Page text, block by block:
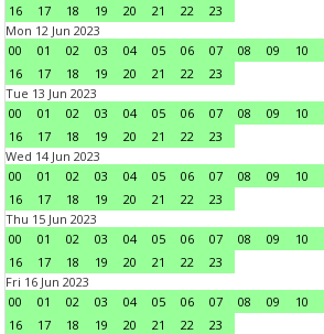
16
17 18 19 20 21 22
23
Mon 12 Jun 2023
00
01 02 03 04 05 06 07 08 09 10
16
17 18 19 20 21 22
23
Tue 13 Jun 2023
00
01 02 03 04 05 06 07 08 09 10
16
17 18 19 20 21 22
23
Wed 14 Jun 2023
00
01 02 03 04 05 06 07 08 09 10
16
17 18 19 20 21 22
23
Thu 15 Jun 2023
00
01 02 03 04 05 06 07 08 09 10
16
17 18 19 20 21 22
23
Fri 16 Jun 2023
00
01 02 03 04 05 06 07 08 09 10
16
17 18 19 20 21 22
23